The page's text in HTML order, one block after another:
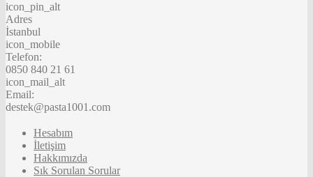
icon_pin_alt
Adres
İstanbul
icon_mobile
Telefon:
0850 840 21 61
icon_mail_alt
Email:
destek@pasta1001.com
Hesabım
İletişim
Hakkımızda
Sık Sorulan Sorular